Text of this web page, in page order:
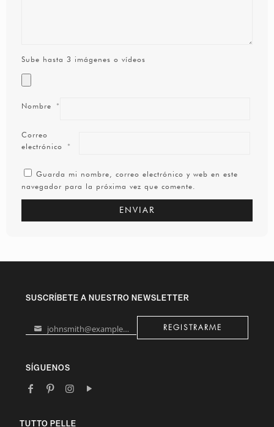
Sube hasta 3 imágenes o vídeos
Nombre *
Correo
electrónico *
Guarda mi nombre, correo electrónico y web en este
navegador para la próxima vez que comente.
SUSCRÍBETE A NUESTRO NEWSLETTER
Your johnsmith@example.com REGISTRARME
SÍGUENOS
TUTTO PELLE